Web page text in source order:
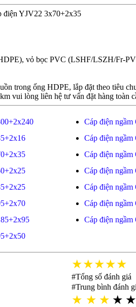
điện YJV22 3x70+2x35
vỏ bọc PVC (LSHF/LSZH/Fr-
trong ống HDPE, lắp đặt theo tiêu
vui lòng liên hệ tư vấn đặt hàng toàn
Cáp điện
Cáp điện
Cáp điện
Cáp điện
Cáp điện
Cáp điện
Cáp điện
★★★★★
#Tổng số đánh giá
#Trung bình đánh
★ ★ ★ ★ ★